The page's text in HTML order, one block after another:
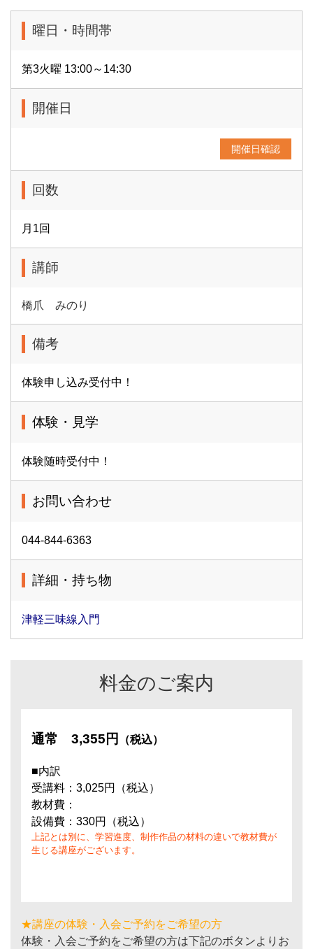
曜日・時間帯
第3火曜 13:00～14:30
開催日
開催日確認
回数
月1回
講師
橋爪 みのり
備考
体験申し込み受付中！
体験・見学
体験随時受付中！
お問い合わせ
044-844-6363
詳細・持ち物
津軽三味線入門
料金のご案内
通常 3,355円 （税込）
■内訳
受講料：3,025円（税込）
教材費：
設備費：330円（税込）
上記とは別に、学習進度、制作作品の材料の違いで教材費が
生じる講座がございます。
★講座の体験・入会ご予約をご希望の方
体験・入会ご予約をご希望の方は下記のボタンよりお